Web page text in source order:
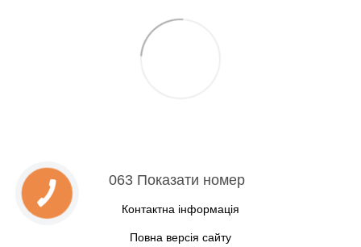
063 Показати номер
Контактна інформація
Повна версія сайту